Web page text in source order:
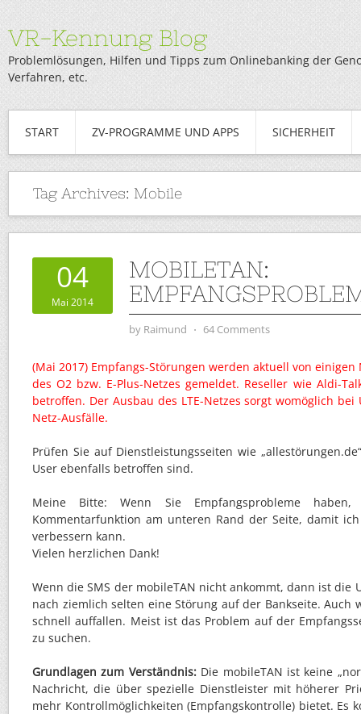
VR-Kennung Blog
Problemlösungen, Hilfen und Tipps zum Onlinebanking der
Verfahren, etc.
START ZV-PROGRAMME UND APPS SICHERHEIT
Tag Archives: Mobile
04
Mai 2014
MOBILETAN:
by Raimund ⋅ 64 Comments
(Mai 2017) Empfangs-Störungen werden aktuell von
des O2 bzw. E-Plus-Netzes gemeldet. Reseller wie Aldi-
betroffen. Der Ausbau des LTE-Netzes sorgt womöglich
Netz-Ausfälle.
Prüfen Sie auf Dienstleistungsseiten wie
User ebenfalls betroffen sind.
Meine Bitte: Wenn Sie Empfangsprobleme
Kommentarfunktion am unteren Rand der Seite, damit
verbessern kann.
Vielen herzlichen Dank!
Wenn die SMS der mobileTAN nicht ankommt, dann ist die
nach ziemlich selten eine Störung auf der Bankseite. Auch
schnell auffallen. Meist ist das Problem auf der
zu suchen.
Grundlagen zum Verständnis:Die mobileTAN ist keine
Nachricht, die über spezielle Dienstleister mit höherer
mehr Kontrollmöglichkeiten (Empfangskontrolle) bietet. Es